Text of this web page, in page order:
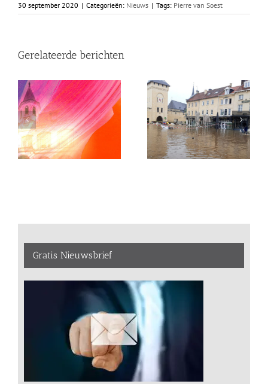
30 september 2020 | Categorieën: Nieuws | Tags: Pierre van Soest
Gerelateerde berichten
Gratis Nieuwsbrief